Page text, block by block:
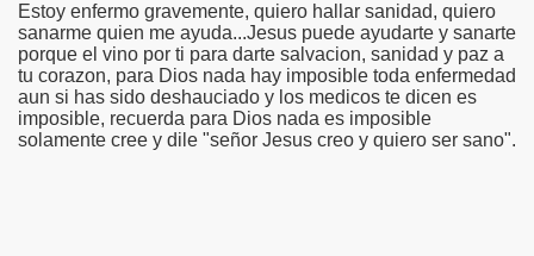
Estoy enfermo gravemente, quiero hallar sanidad, quiero
sanarme quien me ayuda...Jesus puede ayudarte y sanarte
porque el vino por ti para darte salvacion, sanidad y paz a
tu corazon, para Dios nada hay imposible toda enfermedad
aun si has sido deshauciado y los medicos te dicen es
imposible, recuerda para Dios nada es imposible
solamente cree y dile "señor Jesus creo y quiero ser sano".